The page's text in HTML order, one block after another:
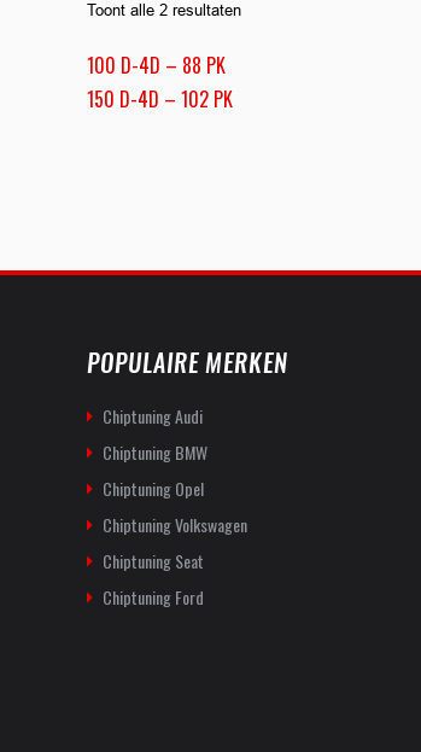
Toont alle 2 resultaten
100 D-4D – 88 PK
150 D-4D – 102 PK
POPULAIRE MERKEN
Chiptuning Audi
Chiptuning BMW
Chiptuning Opel
Chiptuning Volkswagen
Chiptuning Seat
Chiptuning Ford